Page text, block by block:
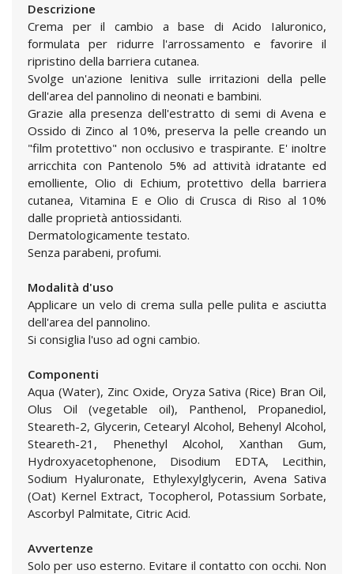
Descrizione
Crema per il cambio a base di Acido Ialuronico,
formulata per ridurre l'arrossamento e favorire il
ripristino della barriera cutanea.
Svolge un'azione lenitiva sulle irritazioni della pelle
dell'area del pannolino di neonati e bambini.
Grazie alla presenza dell'estratto di semi di Avena e
Ossido di Zinco al 10%, preserva la pelle creando un
"film protettivo" non occlusivo e traspirante. E' inoltre
arricchita con Pantenolo 5% ad attività idratante ed
emolliente, Olio di Echium, protettivo della barriera
cutanea, Vitamina E e Olio di Crusca di Riso al 10%
dalle proprietà antiossidanti.
Dermatologicamente testato.
Senza parabeni, profumi.
Modalità d'uso
Applicare un velo di crema sulla pelle pulita e asciutta
dell'area del pannolino.
Si consiglia l'uso ad ogni cambio.
Componenti
Aqua (Water), Zinc Oxide, Oryza Sativa (Rice) Bran Oil,
Olus Oil (vegetable oil), Panthenol, Propanediol,
Steareth-2, Glycerin, Cetearyl Alcohol, Behenyl Alcohol,
Steareth-21, Phenethyl Alcohol, Xanthan Gum,
Hydroxyacetophenone, Disodium EDTA, Lecithin,
Sodium Hyaluronate, Ethylexylglycerin, Avena Sativa
(Oat) Kernel Extract, Tocopherol, Potassium Sorbate,
Ascorbyl Palmitate, Citric Acid.
Avvertenze
Solo per uso esterno. Evitare il contatto con occhi. Non